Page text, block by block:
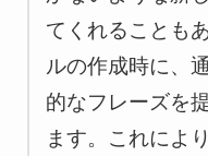
てくれることも
ルの作成時に、
的なフレーズを
ます。これによ